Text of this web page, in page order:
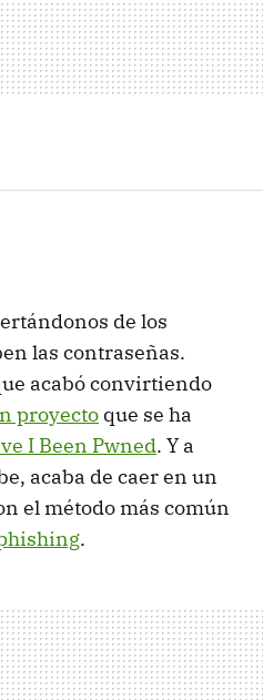
de los
las contraseñas.
acabó convirtiendo
proyecto que se ha
I Been Pwned. Y a
acaba de caer en un
el método más común
.